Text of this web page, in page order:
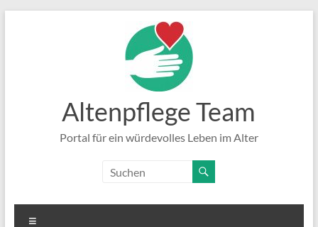
Altenpflege Team
Portal für ein würdevolles Leben im Alter